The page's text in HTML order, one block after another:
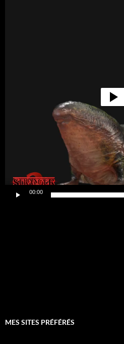
00:00
MES SITES PRÉFÉRÉS